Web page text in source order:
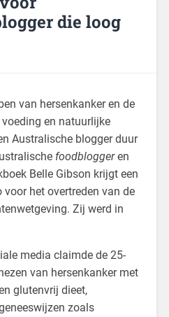
die loog
van hersenkanker en de
en natuurlijke
Australische blogger duur
foodbloggeren
Belle Gibson krijgt een
het overtreden van de
Zij werd in
media claimde de 25-
van hersenkanker met
glutenvrij dieet,
zoals